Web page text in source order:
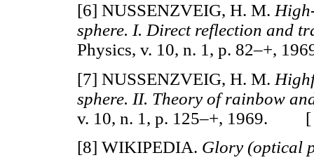
[6] NUSSENZVEIG, H. M.
sphere. I. Direct reflection and
Physics, v. 10, n. 1, p. 82–+,
[7] NUSSENZVEIG, H. M.
sphere. II. Theory of rainbow
v. 10, n. 1, p. 125–+, 1969.
[8] WIKIPEDIA. Glory (optical